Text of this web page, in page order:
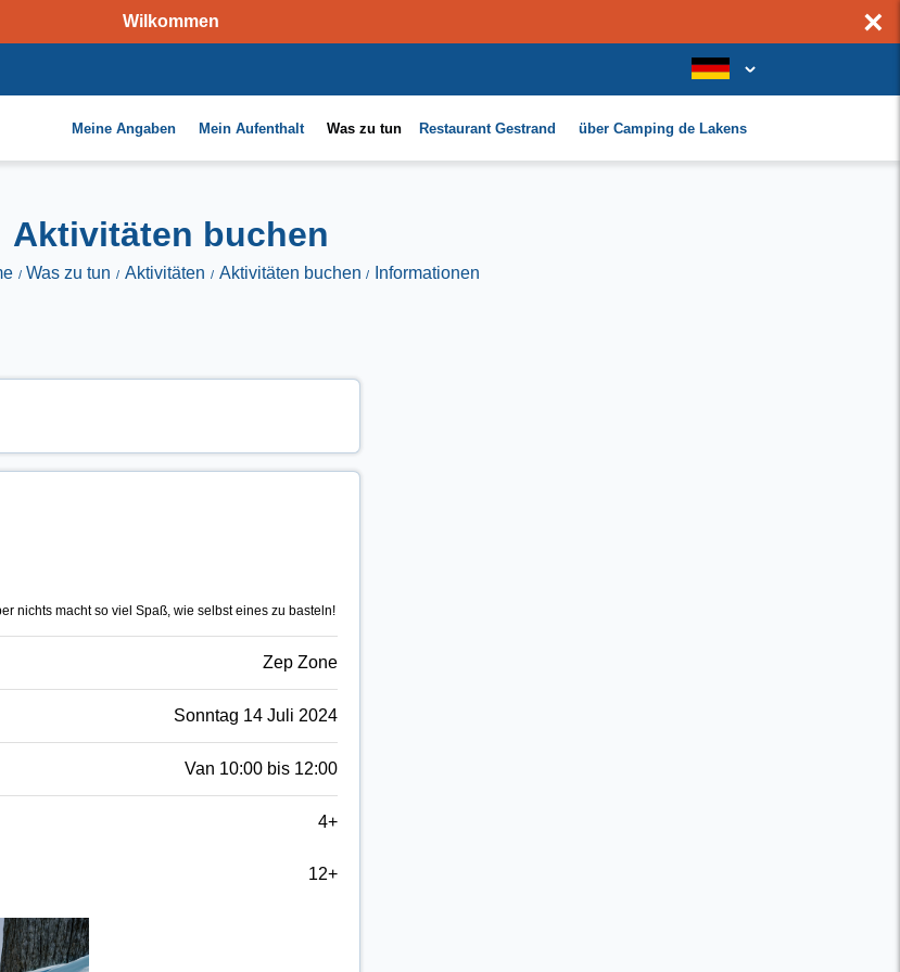
Wilkommen ×
Meine Angaben Mein Aufenthalt Was zu tun Restaurant Gestrand über Camping de Lakens
Aktivitäten buchen
Was zu tun Aktivitäten Aktivitäten buchen Informationen
nichts macht so viel Spaß, wie selbst eines zu basteln!
Zep Zone
Sonntag 14 Juli 2024
Van 10:00 bis 12:00
4+
12+